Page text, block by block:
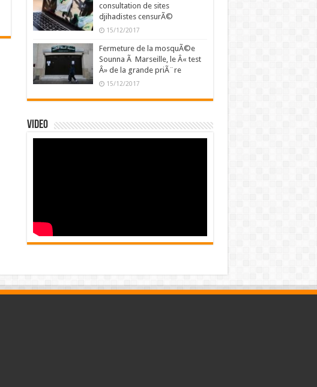
consultation de sites
djihadistes censurÃ©
15/12/2017
Fermeture de la mosquÃ©e
Sounna Ã Marseille, le Â« test
Â» de la grande priÃ¨re
15/12/2017
Video